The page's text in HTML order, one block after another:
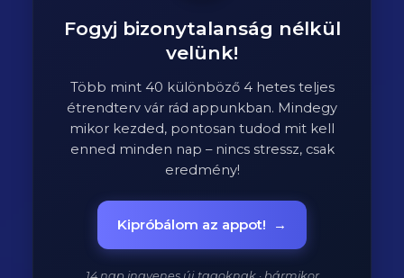
Fogyj bizonytalanság nélkül
velünk!
Több mint 40 különböző 4 hetes teljes
étrendterv vár rád appunkban. Mindegy
mikor kezded, pontosan tudod mit kell
enned minden nap – nincs stressz, csak
eredmény!
Kipróbálom az appot! →